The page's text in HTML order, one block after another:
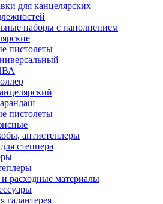
для канцелярских
наборы с наполнением
пистолеты
пистолеты
антистеплеры
степпера
расходные материалы
галантерея